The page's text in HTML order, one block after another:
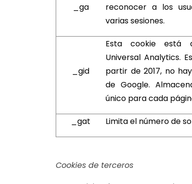
_ga
reconocer a los
varias sesiones.
_gid
Esta cookie está
Universal Analytics.
partir de 2017, no
de Google.
único para cada
_gat Limita el número de
Cookies de terceros